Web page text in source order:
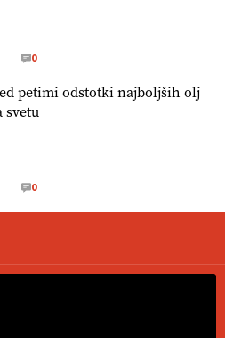
0
petimi odstotki najboljših olj
svetu
0